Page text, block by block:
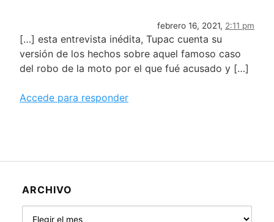
febrero 16, 2021, 2:11 pm
[…] esta entrevista inédita, Tupac cuenta su
versión de los hechos sobre aquel famoso caso
del robo de la moto por el que fué acusado y […]
Accede para responder
ARCHIVO